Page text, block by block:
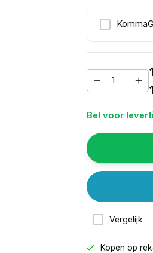
Bel voor
Vergelijk
Kopen op